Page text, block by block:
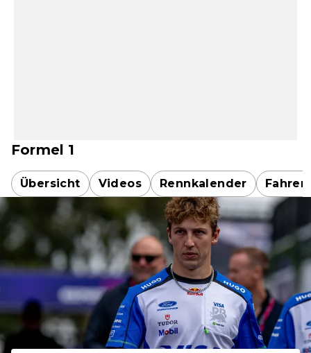
Formel 1
Übersicht Videos Rennkalender